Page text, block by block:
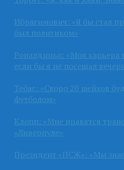
Ибрагимович: «Я бы стал
был политиком»
Роналдиньо: «Моя карьера
если бы я не посещал
Тебас: «Скоро 20 шейхов
футболом»
Клопп: «Мне нравятся
«Ливерпуле»
Президент «ПСЖ»: «Мы